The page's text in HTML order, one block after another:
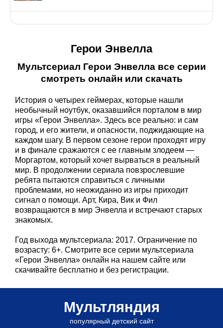
Герои Энвелла
Мультсериал Герои Энвелла все серии
смотреть онлайн или скачать
История о четырех геймерах, которые нашли
необычный ноутбук, оказавшийся порталом в мир
игры «Герои Энвелла». Здесь все реально: и сам
город, и его жители, и опасности, поджидающие на
каждом шагу. В первом сезоне герои проходят игру
и в финале сражаются с ее главным злодеем —
Моргартом, который хочет вырваться в реальный
мир. В продолжении сериала повзрослевшие
ребята пытаются справиться с личными
проблемами, но неожиданно из игры приходит
сигнал о помощи. Арт, Кира, Вик и Фил
возвращаются в мир Энвелла и встречают старых
знакомых.
Год выхода мультсериала: 2017. Ограничение по
возрасту: 6+. Смотрите все серии мультсериала
«Герои Энвелла» онлайн на нашем сайте или
скачивайте бесплатно и без регистрации.
Мультляндия
популярный детский сайт